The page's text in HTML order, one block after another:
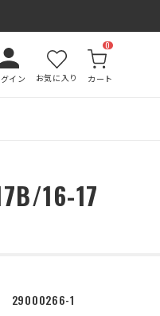
イン お気に入り カート
0
16-17
29000266-1